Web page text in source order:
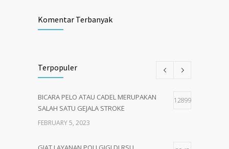
Komentar Terbanyak
Terpopuler
BICARA PELO ATAU CADEL MERUPAKAN
SALAH SATU GEJALA STROKE
12899
FEBRUARY 5, 2023